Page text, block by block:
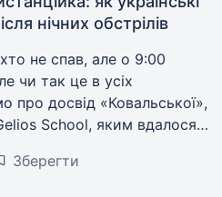
нічних обстрілів
не спав, але о 9:00
чи так це в усіх
про досвід «Ковальської»,
School, яким вдалося
Зберегти